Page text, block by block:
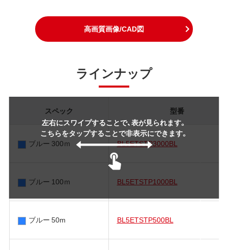
高画質画像/CAD図
ラインナップ
左右にスワイプすることで、表が見られます。
こちらをタップすることで非表示にできます。
スペック 型番
ブルー 300ｍ BL5ETSTP3000BL
ブルー 100ｍ BL5ETSTP1000BL
ブルー 50m BL5ETSTP500BL